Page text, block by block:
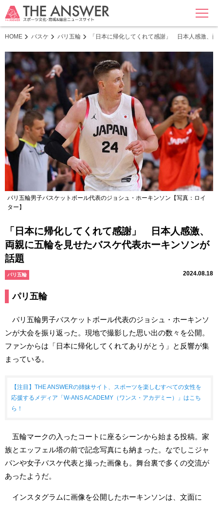
MENU
HOME バスケ パリ五輪 「日本に帰化してくれて感謝」 日本人感激、
パリ五輪男子バスケットボール代表のジョシュ・ホーキンソン【写真：ロイ
ター】
「日本に帰化してくれて感謝」 日本人感激、
両親に五輪を見せたバスケ代表ホーキンソンが
話題
パリ五輪 2024.08.18
パリ五輪
パリ五輪男子バスケットボール代表のジョシュ・ホーキンソ
ンが大会を振り返った。現地で撮影した思い出の数々を公開。
ファンからは「日本に帰化してくれてありがとう」と反響が集
まっている。
【注目】THE ANSWERの姉妹サイト、スポーツを楽しむすべての女性を
応援するメディア「W-ANS ACADEMY（ワンス・アカデミー）」はこち
ら！
五輪マークの入ったコートに座るシーンから始まる投稿。家
族とエッフェル塔の前で記念写真にも納まった。なでしこジャ
パンや女子バスケ代表と撮った画像も。舞台裏で多くの交流が
あったようだ。
インスタグラムに画像を公開したホーキンソンは、文面に